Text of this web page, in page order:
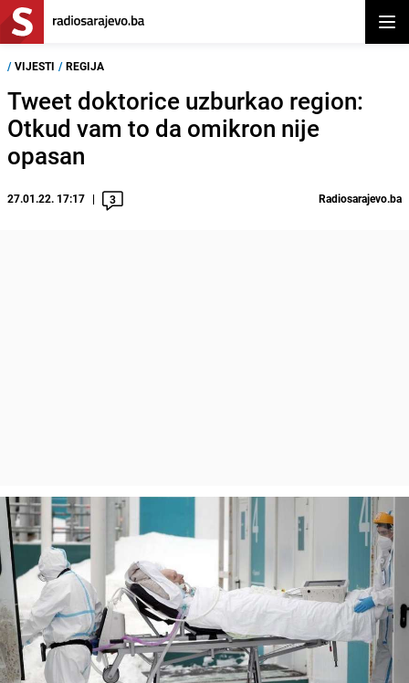
/ VIJESTI / REGIJA
Tweet doktorice uzburkao region:
Otkud vam to da omikron nije
opasan
27.01.22. 17:17 3 Radiosarajevo.ba